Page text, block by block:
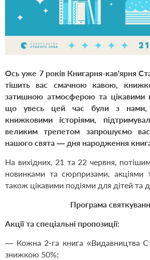
Ось уже 7 років Книгарня-кав'ярня
тішить вас смачною кавою,
затишною атмосферою та цікавими
що увесь цей час були з нами,
книжковими історіями,
великим трепетом запрошуємо
нашого свята — дня народження
На вихідних, 21 та 22 червня,
новинками та сюрпризами, акціями
також цікавими подіями для дітей та
Програма
Акції та спеціальні пропозиції:
— Кожна 2-га книга «Видавництва
знижкою 50%;